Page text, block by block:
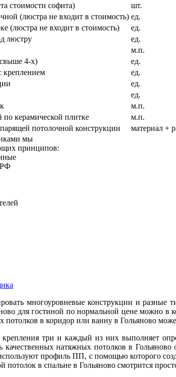
стоимости софита)
шт.
(люстра не входит в стоимость) ед.
(люстра не входит в стоимость)
ед.
люстру
ед.
м.п.
4-х)
ед.
креплением
ед.
ед.
ед.
м.п.
керамической плитке
м.п.
потолочной конструкции
материал +
мы
принципов:
РФ
многоуровневые конструкции и разные
для гостиной по нормальной цене можно в
потолков в коридор или ванну в Гольяново
три и каждый из них выполняет
качественных натяжных потолков в
профиль ПП, с помощью которого
потолок в спальне в Гольяново смотрится